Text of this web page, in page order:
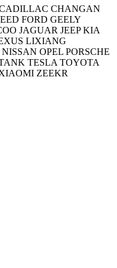
CHANGAN
FORD GEELY
JAGUAR JEEP KIA
LIXIANG
NISSAN OPEL PORSCHE
TESLA TOYOTA
ZEEKR